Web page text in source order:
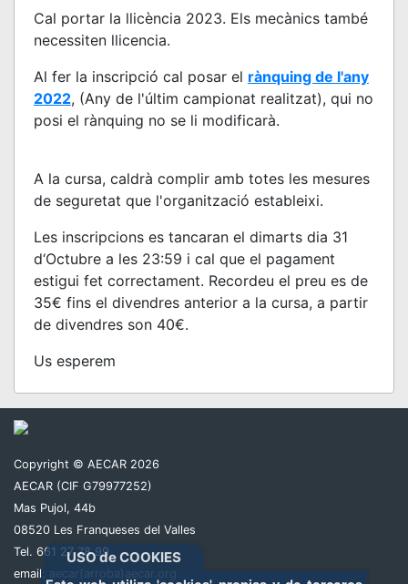
USO de COOKIES
Cal portar la llicència 2023. Els mecànics també
necessiten llicencia.
Al fer la inscripció cal posar el rànquing de l'any
2022, (Any de l'últim campionat realitzat), qui no
posi el rànquing no se li modificarà.
A la cursa, caldrà complir amb totes les mesures
de seguretat que l'organització estableixi.
Les inscripcions es tancaran el dimarts dia 31
d‘Octubre a les 23:59 i cal que el pagament
estigui fet correctament. Recordeu el preu es de
35€ fins el divendres anterior a la cursa, a partir
de divendres son 40€.
Us esperem
TTC
Copyright © AECAR 2026
AECAR (CIF G79977252)
Mas Pujol, 44b
08520 Les Franqueses del Valles
Tel. 661 27 78 99
email:
aecar(arroba)aecar.org